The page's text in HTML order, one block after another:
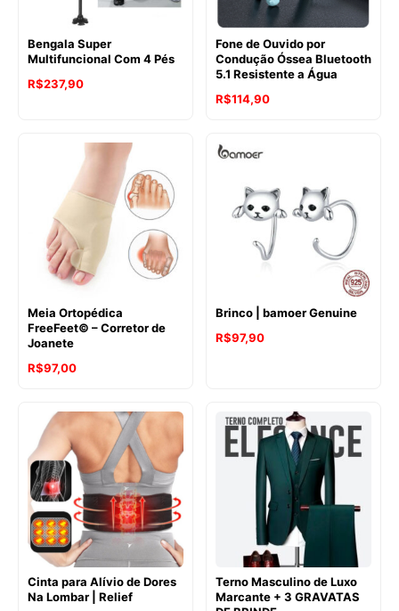
Bengala Super
Multifuncional Com 4 Pés
R$237,90
Fone de Ouvido por
Condução Óssea Bluetooth
5.1 Resistente a Água
R$114,90
Meia Ortopédica
FreeFeet© – Corretor de
Joanete
R$97,00
Brinco | bamoer Genuine
R$97,90
Cinta para Alívio de Dores
Na Lombar | Relief
Terno Masculino de Luxo
Marcante + 3 GRAVATAS